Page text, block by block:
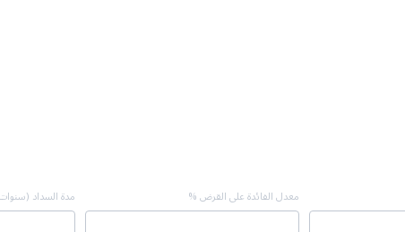
معدل الفائدة على القرض % مدة السداد